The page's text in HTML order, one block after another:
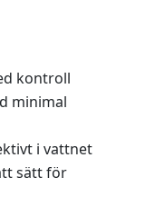
kontroll
minimal
i vattnet
sätt för